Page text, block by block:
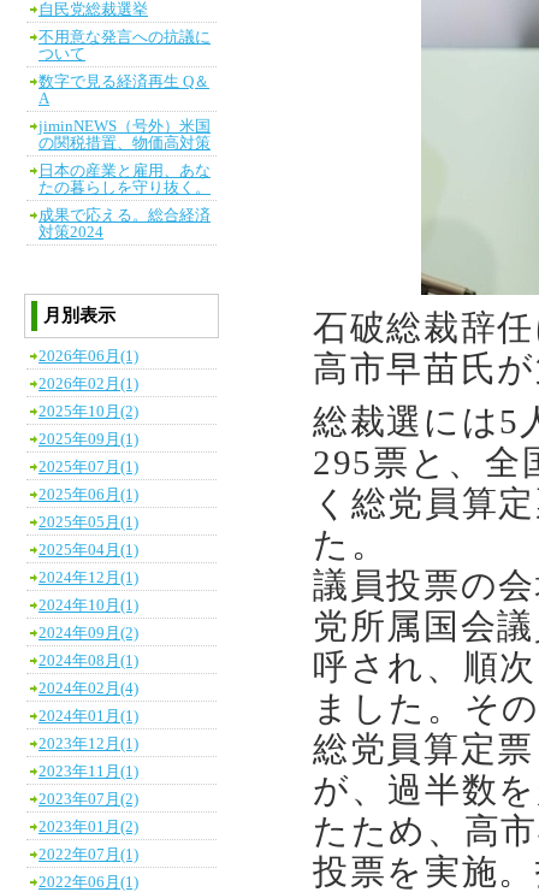
石破総裁辞
高市早苗氏
総裁選には5
295票と、全
く総党員算
た。
議員投票の
党所属国会
呼され、順
ました。そ
総党員算定
が、過半数
たため、高
投票を実施
自民党総裁選挙
不用意な発言への抗議に
ついて
数字で見る経済再生 Q＆
A
jiminNEWS（号外）米国
の関税措置、物価高対策
日本の産業と雇用、あな
たの暮らしを守り抜く。
成果で応える。総合経済
対策2024
月別表示
2026年06月(1)
2026年02月(1)
2025年10月(2)
2025年09月(1)
2025年07月(1)
2025年06月(1)
2025年05月(1)
2025年04月(1)
2024年12月(1)
2024年10月(1)
2024年09月(2)
2024年08月(1)
2024年02月(4)
2024年01月(1)
2023年12月(1)
2023年11月(1)
2023年07月(2)
2023年01月(2)
2022年07月(1)
2022年06月(1)